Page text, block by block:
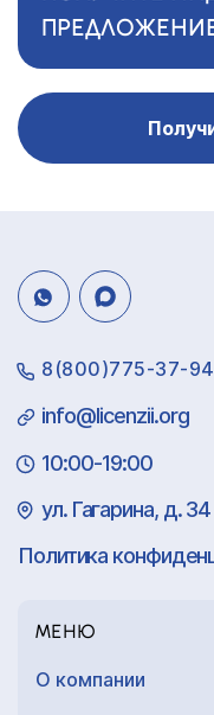
8(800)775-37-94
info@licenzii.org
10:00-19:00
ул. Гагарина, д. 34
Политика
МЕНЮ
О компании